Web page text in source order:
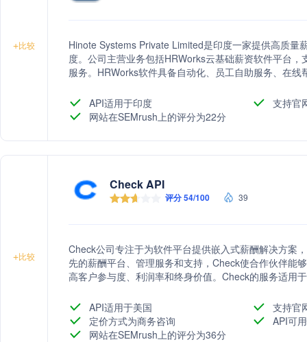
+比较
Hinote Systems Private Limited是印度一家提供高质量
度。公司主营业务包括HRWorks云基础薪资软件平台
服务。HRWorks软件具备自动化、员工自助服务、在
API适用于印度
支持官
网站在SEMrush上的评分为22分
+比较
Check API
评分 54/100 39
Check公司专注于为软件平台提供嵌入式薪酬解决方案
先的薪酬平台、管理服务和支持，Check使合作伙伴能
高客户参与度、利润率和终身价值。Check的服务适用
API适用于美国
支持官
定价方式为商务咨询
API可
网站在SEMrush上的评分为36分